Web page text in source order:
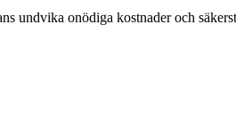
undvika onödiga kostnader och